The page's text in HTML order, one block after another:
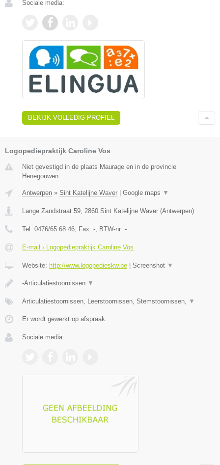
Sociale media:
BEKIJK VOLLEDIG PROFIEL
Logopediepraktijk Caroline Vos
Niet gevestigd in de plaats Maurage en in de provincie
Henegouwen.
Antwerpen » Sint Katelijne Waver Google maps ▼
Lange Zandstraat 59, 2860 Sint Katelijne Waver (Antwerpen)
Tel: 0476/65.68.46, Fax: -, BTW-nr: -
E-mail › Logopediepraktijk Caroline Vos
Website: http://www.logopedieskw.be Screenshot ▼
-Articulatiestoornissen ▼
Articulatiestoornissen, Leerstoornissen, Stemstoornissen, ▼
Er wordt gewerkt op afspraak.
Sociale media: